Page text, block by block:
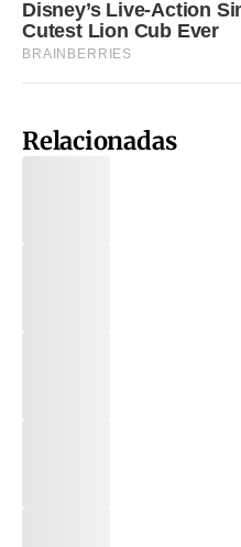
Relacionadas